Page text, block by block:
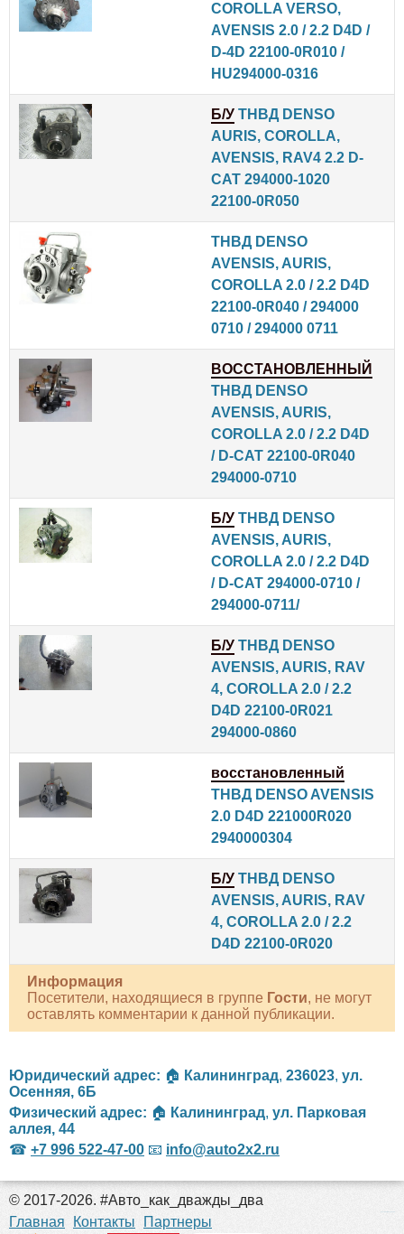
COROLLA VERSO,
AVENSIS 2.0 / 2.2 D4D /
D-4D 22100-0R010 /
HU294000-0316
Б/У ТНВД DENSO
AURIS, COROLLA,
AVENSIS, RAV4 2.2 D-
CAT 294000-1020
22100-0R050
ТНВД DENSO
AVENSIS, AURIS,
COROLLA 2.0 / 2.2 D4D
22100-0R040 / 294000
0710 / 294000 0711
ВОССТАНОВЛЕННЫЙ
ТНВД DENSO
AVENSIS, AURIS,
COROLLA 2.0 / 2.2 D4D
/ D-CAT 22100-0R040
294000-0710
Б/У ТНВД DENSO
AVENSIS, AURIS,
COROLLA 2.0 / 2.2 D4D
/ D-CAT 294000-0710 /
294000-0711/
Б/У ТНВД DENSO
AVENSIS, AURIS, RAV
4, COROLLA 2.0 / 2.2
D4D 22100-0R021
294000-0860
восстановленный
ТНВД DENSO AVENSIS
2.0 D4D 221000R020
2940000304
Б/У ТНВД DENSO
AVENSIS, AURIS, RAV
4, COROLLA 2.0 / 2.2
D4D 22100-0R020
Информация
Посетители, находящиеся в группе Гости, не могут
оставлять комментарии к данной публикации.
Юридический адрес: 🏠 Калининград, 236023, ул.
Осенняя, 6Б
Физический адрес: 🏠 Калининград, ул. Парковая
аллея, 44
☎ +7 996 522-47-00 📧 info@auto2x2.ru
© 2017-2026. #Авто_как_дважды_два
Главная
Контакты Партнеры